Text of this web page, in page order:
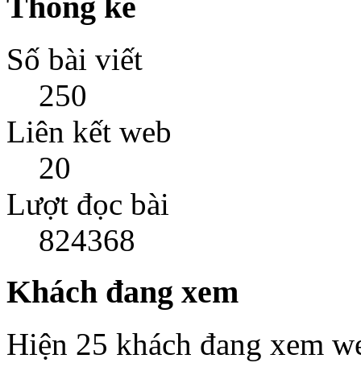
Số bài viết
250
Liên kết web
20
Lượt đọc bài
824368
Khách đang xem
Hiện 25 khách đang xem